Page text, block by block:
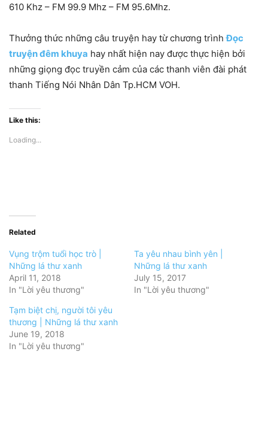
610 Khz – FM 99.9 Mhz – FM 95.6Mhz.
Thưởng thức những câu truyện hay từ chương trìnhĐọc
truyện đêm khuya hay nhất hiện nay được thực hiện bởi
những giọng đọc truyền cảm của các thanh viên đài phát
thanh Tiếng Nói Nhân Dân Tp.HCM VOH.
Like this:
Loading...
Related
Vụng trộm tuổi học trò |
Những lá thư xanh
April 11, 2018
In "Lời yêu thương"
Ta yêu nhau bình yên |
Những lá thư xanh
July 15, 2017
In "Lời yêu thương"
Tạm biệt chị, người tôi yêu
thương | Những lá thư xanh
June 19, 2018
In "Lời yêu thương"